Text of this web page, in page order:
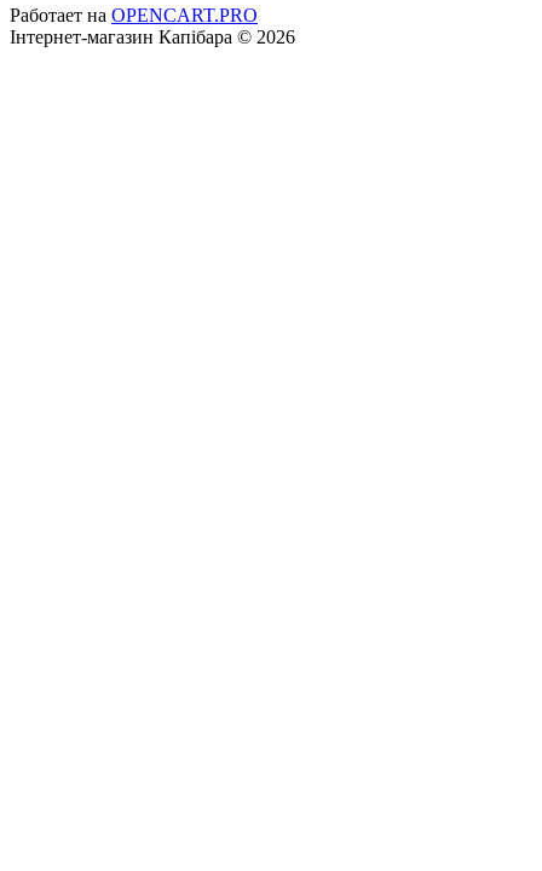
Работает на OPENCART.PRO
Інтернет-магазин Капібара © 2026